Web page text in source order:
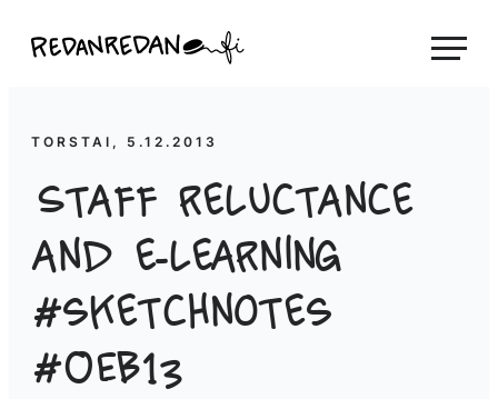
suoraan
Linda Saukko-Rauta, Redanredan Oy
piirrosvideoita
TORSTAI, 5.12.2013
Staff reluctance
and e-learning
#sketchnotes
#OEB13